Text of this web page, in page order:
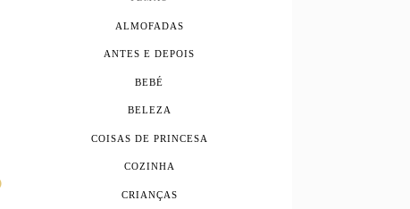
ALMOFADAS
ANTES E DEPOIS
BEBÉ
BELEZA
COISAS DE PRINCESA
COZINHA
CRIANÇAS